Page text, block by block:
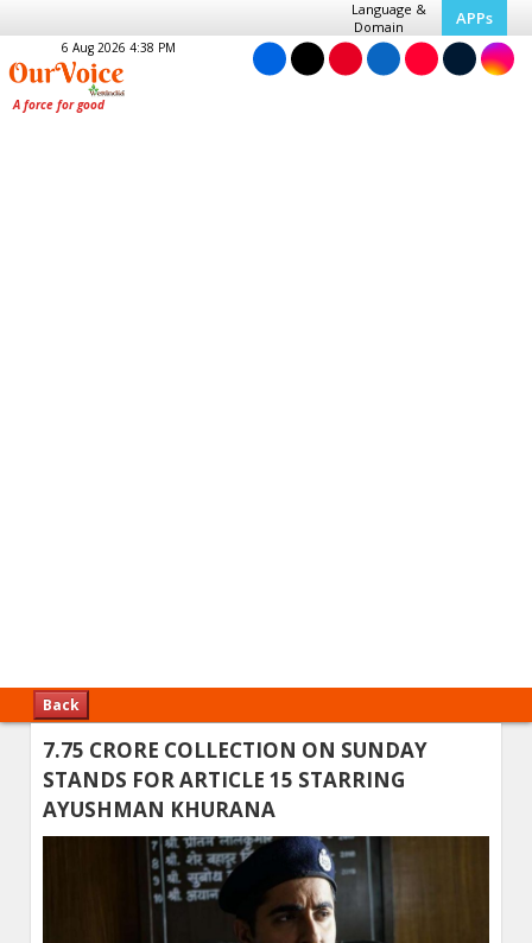
Language &
Domain
APPs
6 Aug 2026 4:38 PM
Back
7.75 CRORE COLLECTION ON SUNDAY
STANDS FOR ARTICLE 15 STARRING
AYUSHMAN KHURANA